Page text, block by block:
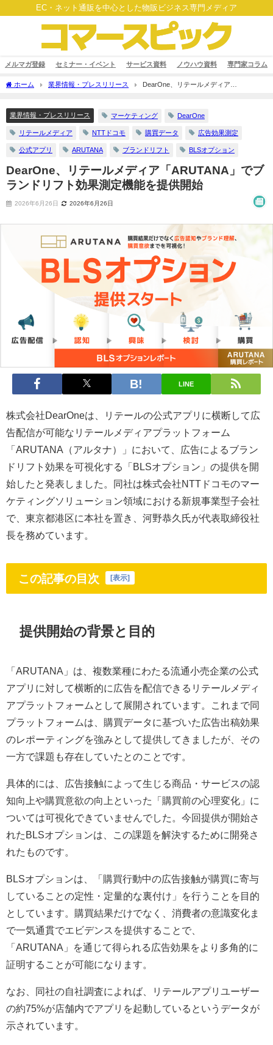
EC・ネット通販を中心とした物販ビジネス専門メディア
メルマガ登録 セミナー・イベント サービス資料 ノウハウ資料 専門家コラム
ホーム 業界情報・プレスリリース
DearOne、リテールメディア
業界情報・プレスリリース マーケティング DearOne
リテールメディア NTTドコモ 購買データ 広告効果測定
公式アプリ ARUTANA ブランドリフト BLSオプション
DearOne、リテールメディア「ARUTANA」でブ
ランドリフト効果測定機能を提供開始
2026年6月26日 2026年6月26日
LINE
株式会社DearOneは、リテールの公式アプリに横断して広
告配信が可能なリテールメディアプラットフォーム
「ARUTANA（アルタナ）」において、広告によるブラン
ドリフト効果を可視化する「BLSオプション」の提供を開
始したと発表しました。同社は株式会社NTTドコモのマー
ケティングソリューション領域における新規事業型子会社
で、東京都港区に本社を置き、河野恭久氏が代表取締役社
長を務めています。
この記事の目次 [表示]
提供開始の背景と目的
「ARUTANA」は、複数業種にわたる流通小売企業の公式
アプリに対して横断的に広告を配信できるリテールメディ
アプラットフォームとして展開されています。これまで同
プラットフォームは、購買データに基づいた広告出稿効果
のレポーティングを強みとして提供してきましたが、その
一方で課題も存在していたとのことです。
具体的には、広告接触によって生じる商品・サービスの認
知向上や購買意欲の向上といった「購買前の心理変化」に
ついては可視化できていませんでした。今回提供が開始さ
れたBLSオプションは、この課題を解決するために開発さ
れたものです。
BLSオプションは、「購買行動中の広告接触が購買に寄与
していることの定性・定量的な裏付け」を行うことを目的
としています。購買結果だけでなく、消費者の意識変化ま
で一気通貫でエビデンスを提供することで、
「ARUTANA」を通じて得られる広告効果をより多角的に
証明することが可能になります。
なお、同社の自社調査によれば、リテールアプリユーザー
の約75%が店舗内でアプリを起動しているというデータが
示されています。